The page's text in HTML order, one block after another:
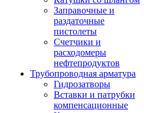
Заправочные и
раздаточные
пистолеты
Счетчики и
расходомеры
нефтепродуктов
Трубопроводная арматура
Гидрозатворы
Вставки и патрубки
компенсационные